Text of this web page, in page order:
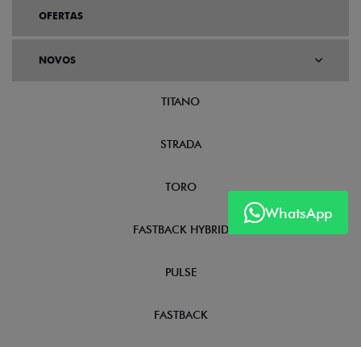
WhatsApp
OFERTAS
NOVOS
TITANO
STRADA
TORO
FASTBACK HYBRID
PULSE
FASTBACK